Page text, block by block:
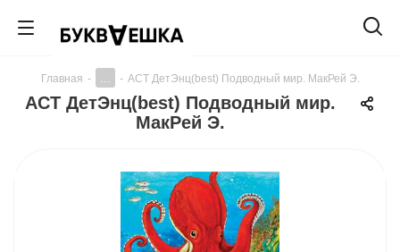
Главная - - АСТ ДетЭнц(best) Подводный мир. МакРей Э.
АСТ ДетЭнц(best) Подводный мир.
МакРей Э.